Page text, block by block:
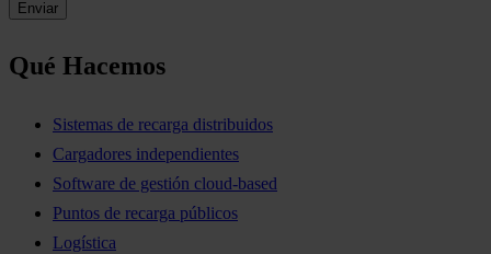
Qué Hacemos
Sistemas de recarga distribuidos
Cargadores independientes
Software de gestión cloud-based
Puntos de recarga públicos
Logística